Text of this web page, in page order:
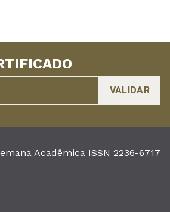
Acadêmica ISSN 2236-6717